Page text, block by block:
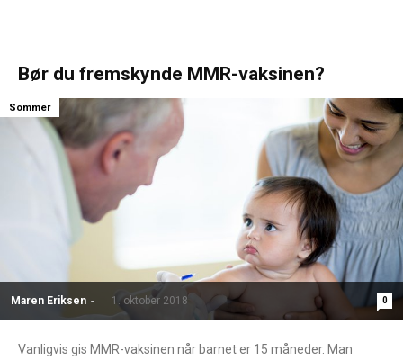
Bør du fremskynde MMR-vaksinen?
Maren Eriksen - 1. oktober 2018 0
Sommer
Vanligvis gis MMR-vaksinen når barnet er 15 måneder. Man